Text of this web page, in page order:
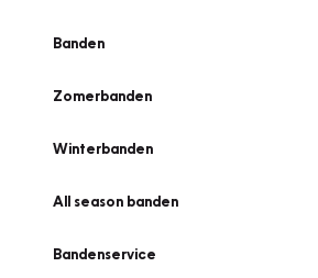
Banden
Zomerbanden
Winterbanden
All season banden
Bandenservice